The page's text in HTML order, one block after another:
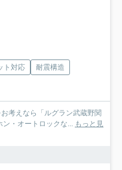
ト対応
耐震構造
考えなら「ルグラン武蔵野関
・オートロックな... もっと見